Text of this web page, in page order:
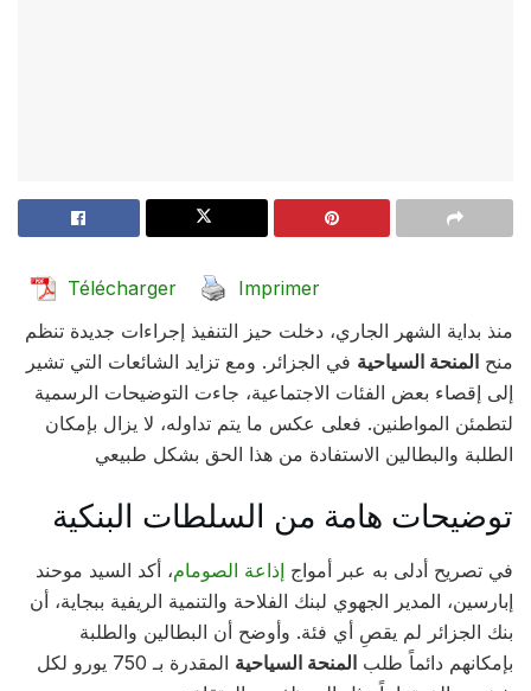
Télécharger
Imprimer
منذ بداية الشهر الجاري، دخلت حيز التنفيذ إجراءات جديدة تنظم
منح المنحة السياحية في الجزائر. ومع تزايد الشائعات التي تشير
إلى إقصاء بعض الفئات الاجتماعية، جاءت التوضيحات الرسمية
لتطمئن المواطنين. فعلى عكس ما يتم تداوله، لا يزال بإمكان
الطلبة والبطالين الاستفادة من هذا الحق بشكل طبيعي
توضيحات هامة من السلطات البنكية
في تصريح أدلى به عبر أمواج إذاعة الصومام، أكد السيد موحند
إبارسين، المدير الجهوي لبنك الفلاحة والتنمية الريفية ببجاية، أن
بنك الجزائر لم يقصِ أي فئة. وأوضح أن البطالين والطلبة
بإمكانهم دائماً طلب المنحة السياحية
المقدرة بـ 750 يورو لكل